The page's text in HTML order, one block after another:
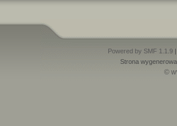
Powered by SMF 1.1.9
Strona
©